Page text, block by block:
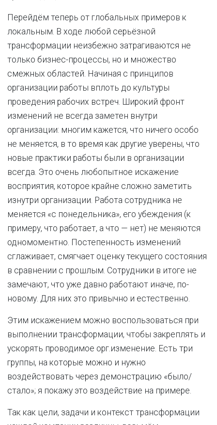
Перейдём теперь от глобальных примеров к
локальным. В ходе любой серьёзной
трансформации неизбежно затрагиваются не
только бизнес-процессы, но и множество
смежных областей. Начиная с принципов
организации работы вплоть до культуры
проведения рабочих встреч. Широкий фронт
изменений не всегда заметен внутри
организации: многим кажется, что ничего особо
не меняется, в то время как другие уверены, что
новые практики работы были в организации
всегда. Это очень любопытное искажение
восприятия, которое крайне сложно заметить
изнутри организации. Работа сотрудника не
меняется «с понедельника», его убеждения (к
примеру, что работает, а что — нет) не меняются
одномоментно. Постепенность изменений
сглаживает, смягчает оценку текущего состояния
в сравнении с прошлым. Сотрудники в итоге не
замечают, что уже давно работают иначе, по-
новому. Для них это привычно и естественно.
Этим искажением можно воспользоваться при
выполнении трансформации, чтобы закреплять и
ускорять проводимое орг.изменение. Есть три
группы, на которые можно и нужно
воздействовать через демонстрацию «было/
стало»; я покажу это воздействие на примере.
Так как цели, задачи и контекст трансформации